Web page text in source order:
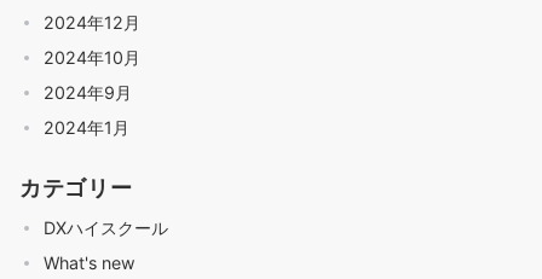
2024年12月
2024年10月
2024年9月
2024年1月
カテゴリー
DXハイスクール
What's new